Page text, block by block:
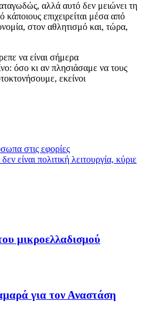
αλλά αυτό δεν μειώνει τη
κάποιους επιχειρείται μέσα από
στον αθλητισμό και, τώρα,
να είναι σήμερα
όσο κι αν πλησιάσαμε να τους
εκείνοι
στις εφορίες
είναι πολιτική λειτουργία, κύριε
μικροελλαδισμού
για τον Αναστάση